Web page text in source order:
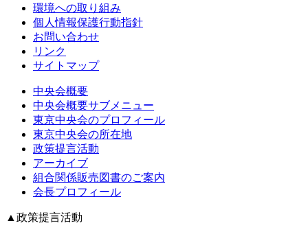
環境への取り組み
個人情報保護行動指針
お問い合わせ
リンク
サイトマップ
中央会概要
中央会概要サブメニュー
東京中央会のプロフィール
東京中央会の所在地
政策提言活動
アーカイブ
組合関係販売図書のご案内
会長プロフィール
▲ 政策提言活動